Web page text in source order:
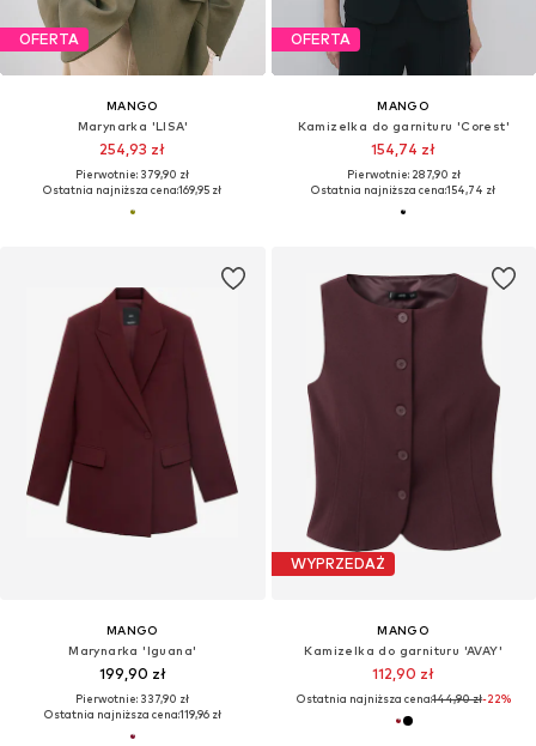
OFERTA
MANGO
Marynarka 'LISA'
254,93 zł
Pierwotnie: 379,90 zł
Ostatnia najniższa cena:169,95 zł
OFERTA
MANGO
Kamizelka do garnituru 'Corest'
154,74 zł
Pierwotnie: 287,90 zł
Ostatnia najniższa cena:154,74 zł
MANGO
Marynarka 'Iguana'
199,90 zł
Pierwotnie: 337,90 zł
Ostatnia najniższa cena:119,96 zł
WYPRZEDAŻ
MANGO
Kamizelka do garnituru 'AVAY'
112,90 zł
Ostatnia najniższa cena:144,90 zł-22%